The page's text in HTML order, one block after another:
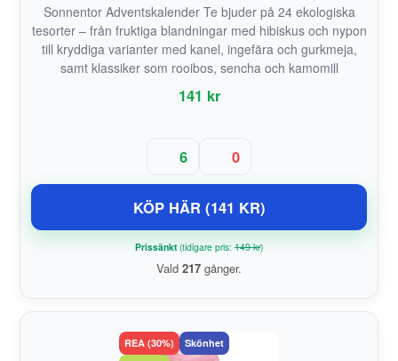
Sonnentor Adventskalender Te bjuder på 24 ekologiska
tesorter – från fruktiga blandningar med hibiskus och nypon
till kryddiga varianter med kanel, ingefära och gurkmeja,
samt klassiker som rooibos, sencha och kamomill
141 kr
6 0
KÖP HÄR (141 KR)
Prissänkt(tidigare pris: 149 kr)
Vald 217 gånger.
REA (30%)
Skönhet